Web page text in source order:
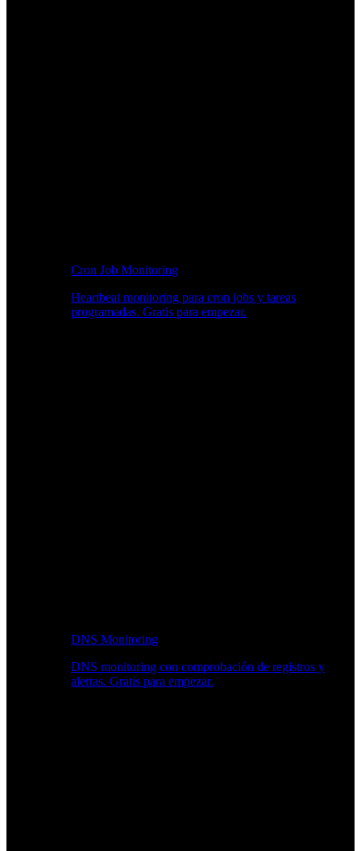
Cron Job Monitoring
Heartbeat monitoring para cron jobs y tareas
programadas. Gratis para empezar.
DNS Monitoring
DNS monitoring con comprobación de registros y
alertas. Gratis para empezar.